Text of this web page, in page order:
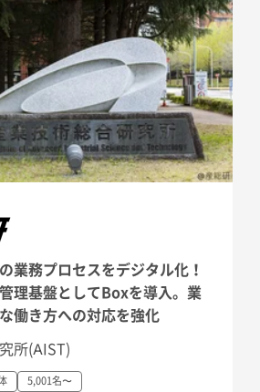
業務プロセスをデジタル化！
理基盤としてBoxを導入。業
働き方への対応を強化
所(AIST)
5,001名〜